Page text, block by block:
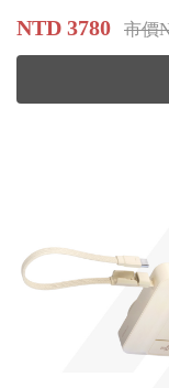
NTD 3780 市價